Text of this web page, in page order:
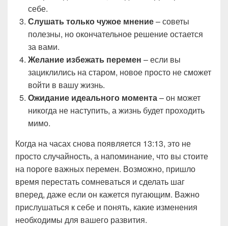
себе.
Слушать только чужое мнение– советы
полезны, но окончательное решение остается
за вами.
Желание избежать перемен – если вы
зациклились на старом, новое просто не сможет
войти в вашу жизнь.
Ожидание идеального момента– он может
никогда не наступить, а жизнь будет проходить
мимо.
Когда на часах снова появляется 13:13, это не
просто случайность, а напоминание, что вы стоите
на пороге важных перемен. Возможно, пришло
время перестать сомневаться и сделать шаг
вперед, даже если он кажется пугающим. Важно
прислушаться к себе и понять, какие изменения
необходимы для вашего развития.